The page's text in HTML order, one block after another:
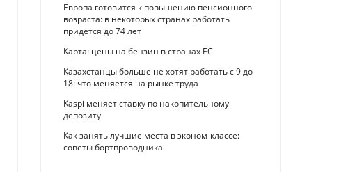
Европа готовится к повышению пенсионного
возраста: в некоторых странах работать
придется до 74 лет
Карта: цены на бензин в странах ЕС
Казахстанцы больше не хотят работать с 9 до
18: что меняется на рынке труда
Kaspi меняет ставку по накопительному
депозиту
Как занять лучшие места в эконом-классе:
советы бортпроводника